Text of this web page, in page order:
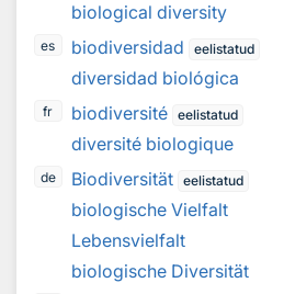
biological diversity
es biodiversidad eelistatud
diversidad biológica
fr biodiversité eelistatud
diversité biologique
de Biodiversität eelistatud
biologische Vielfalt
Lebensvielfalt
biologische Diversität